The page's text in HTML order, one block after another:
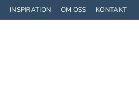
INSPIRATION OM OSS KONTAKT